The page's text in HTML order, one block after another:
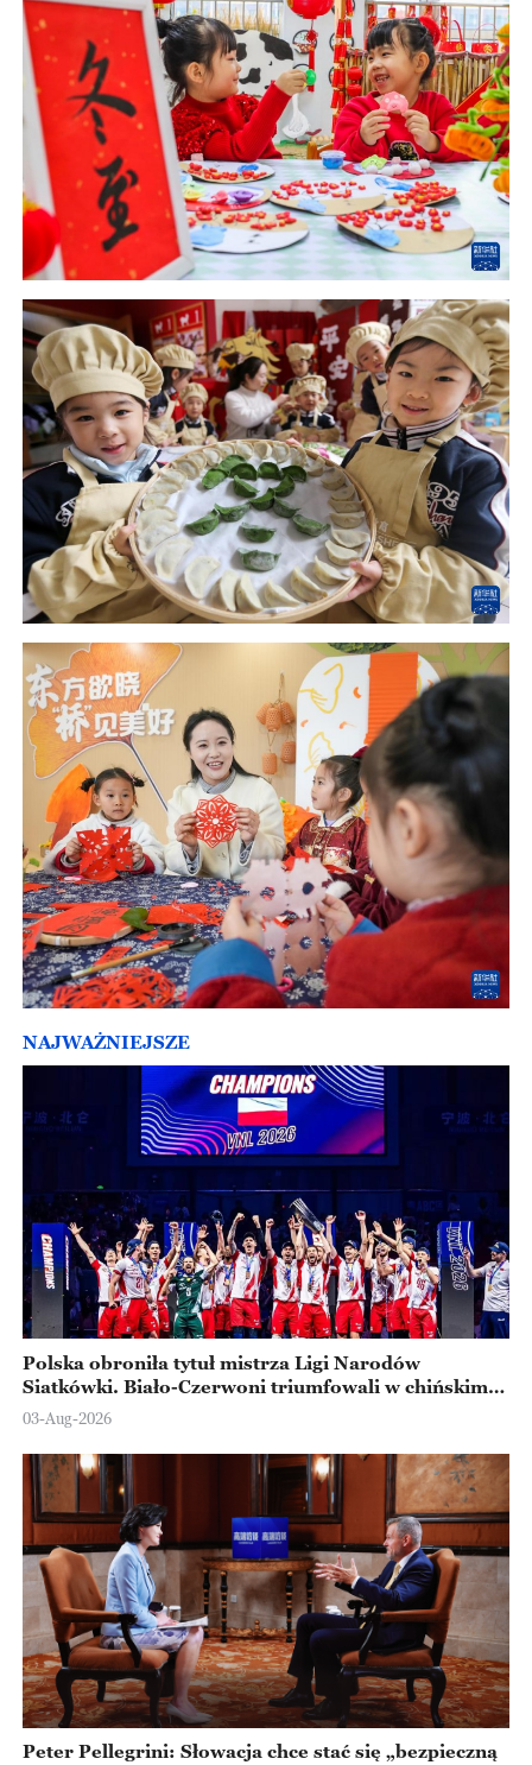
NAJWAŻNIEJSZE
Polska obroniła tytuł mistrza Ligi Narodów
Siatkówki. Biało-Czerwoni triumfowali w chińskim
Ningbo
03-Aug-2026
Peter Pellegrini: Słowacja chce stać się „bezpieczną